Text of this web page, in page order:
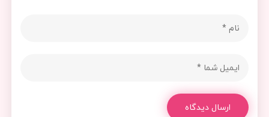
ارسال دیدگاه